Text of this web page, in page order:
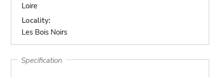
Loire
Locality:
Les Bois Noirs
Specification